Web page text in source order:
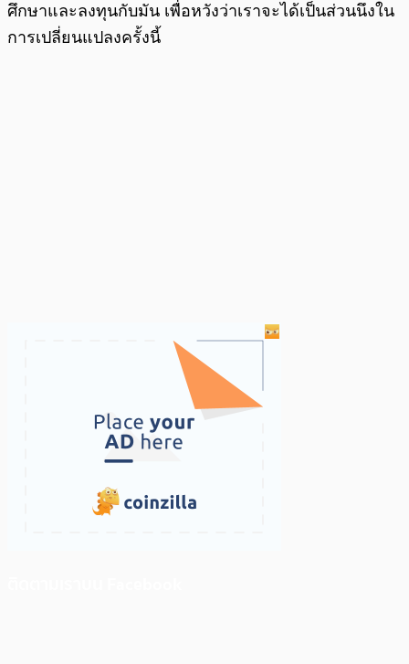
ศึกษาและลงทุนกับมัน เพื่อหวังว่าเราจะได้เป็นส่วนนึงใน
การเปลี่ยนแปลงครั้งนี้